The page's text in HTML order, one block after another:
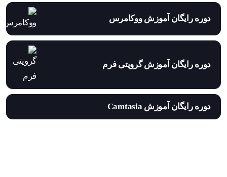
دوره رایگان آموزش ووکامرس
دوره رایگان آموزش گرویتی فرم
دوره رایگان آموزش Camtasia